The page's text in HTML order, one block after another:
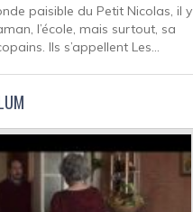
paisible du Petit Nicolas, il y
l’école, mais surtout, sa
Ils s’appellent Les...